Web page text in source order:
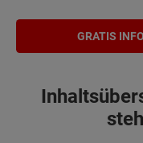
GRATIS